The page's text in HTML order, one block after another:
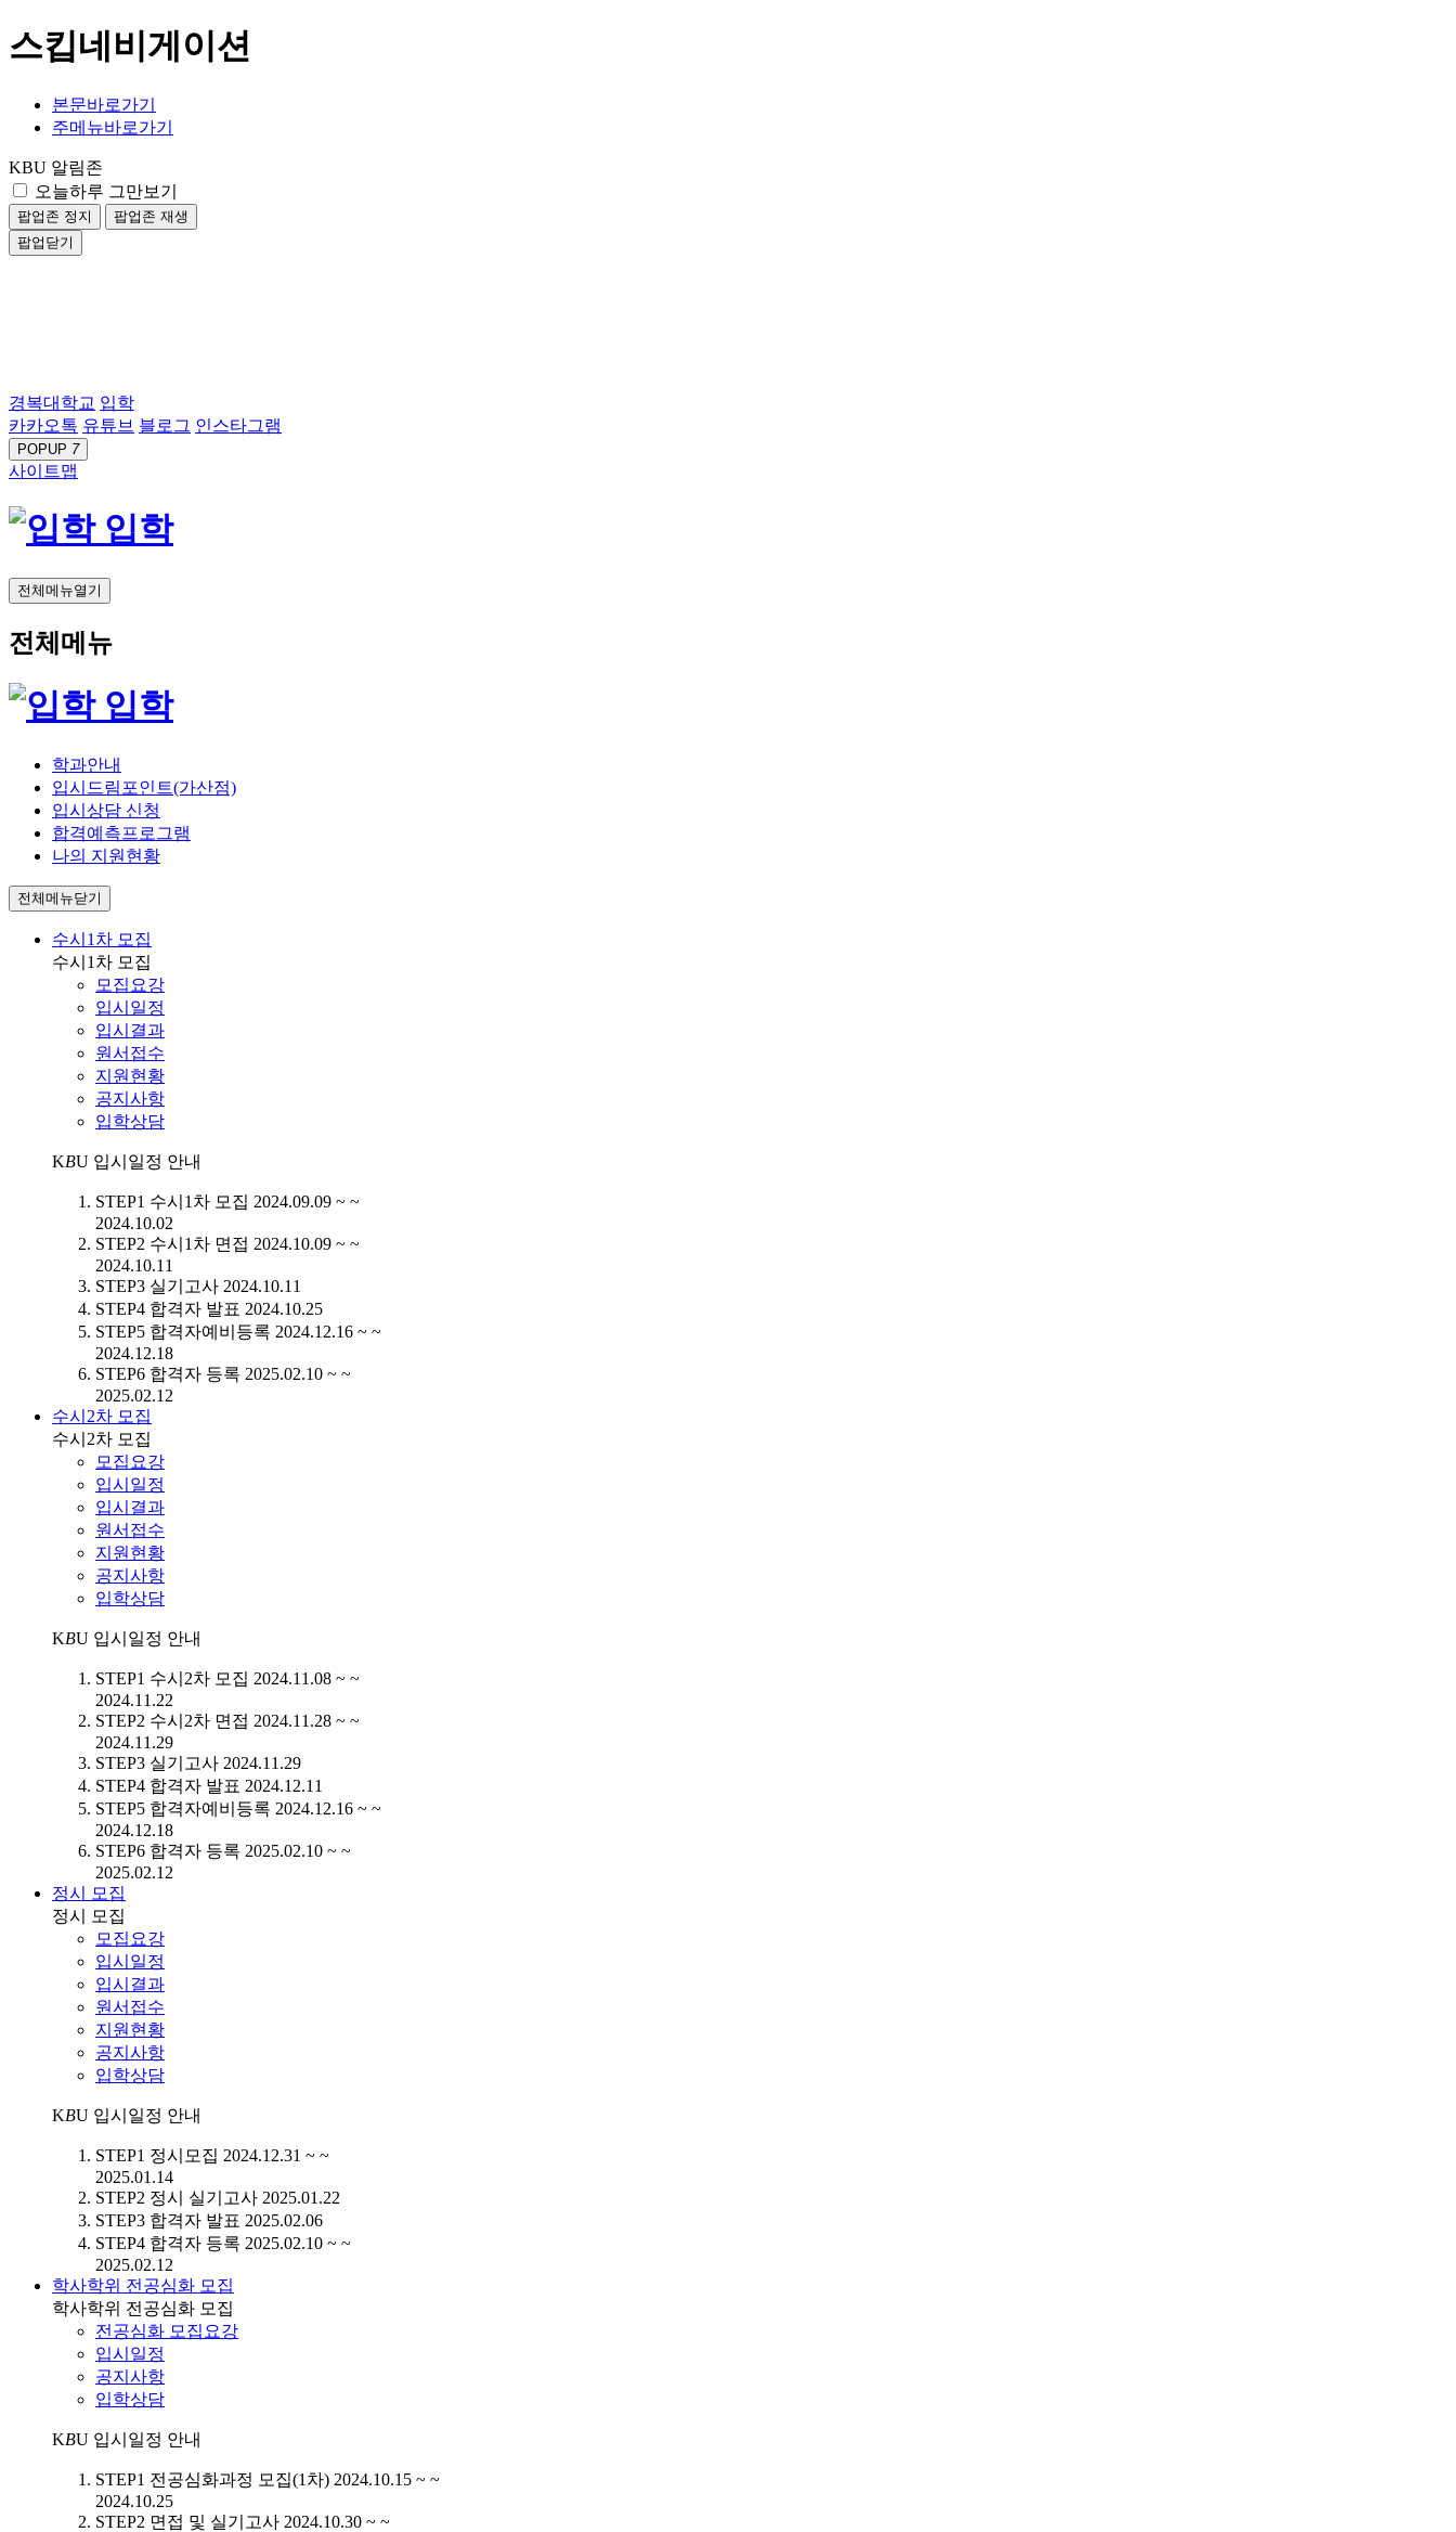
스킵네비게이션
본문바로가기
주메뉴바로가기
KBU 알림존
오늘하루 그만보기
팝업존 정지
팝업존 재생
팝업닫기
경복대학교 입학
카카오톡 유튜브 블로그 인스타그램
POPUP 7
사이트맵
입학
전체메뉴열기
전체메뉴
입학
학과안내
입시드림포인트(가산점)
입시상담 신청
합격예측프로그램
나의 지원현황
전체메뉴닫기
수시1차 모집
수시1차 모집
모집요강
입시일정
입시결과
원서접수
지원현황
공지사항
입학상담
KBU 입시일정 안내
STEP1 수시1차 모집 2024.09.09 ~ ~
2024.10.02
STEP2 수시1차 면접 2024.10.09 ~ ~
2024.10.11
STEP3 실기고사 2024.10.11
STEP4 합격자 발표 2024.10.25
STEP5 합격자예비등록 2024.12.16 ~ ~
2024.12.18
STEP6 합격자 등록 2025.02.10 ~ ~
2025.02.12
수시2차 모집
수시2차 모집
모집요강
입시일정
입시결과
원서접수
지원현황
공지사항
입학상담
KBU 입시일정 안내
STEP1 수시2차 모집 2024.11.08 ~ ~
2024.11.22
STEP2 수시2차 면접 2024.11.28 ~ ~
2024.11.29
STEP3 실기고사 2024.11.29
STEP4 합격자 발표 2024.12.11
STEP5 합격자예비등록 2024.12.16 ~ ~
2024.12.18
STEP6 합격자 등록 2025.02.10 ~ ~
2025.02.12
정시 모집
정시 모집
모집요강
입시일정
입시결과
원서접수
지원현황
공지사항
입학상담
KBU 입시일정 안내
STEP1 정시모집 2024.12.31 ~ ~
2025.01.14
STEP2 정시 실기고사 2025.01.22
STEP3 합격자 발표 2025.02.06
STEP4 합격자 등록 2025.02.10 ~ ~
2025.02.12
학사학위 전공심화 모집
학사학위 전공심화 모집
전공심화 모집요강
입시일정
공지사항
입학상담
KBU 입시일정 안내
STEP1 전공심화과정 모집(1차) 2024.10.15 ~ ~
2024.10.25
STEP2 면접 및 실기고사 2024.10.30 ~ ~